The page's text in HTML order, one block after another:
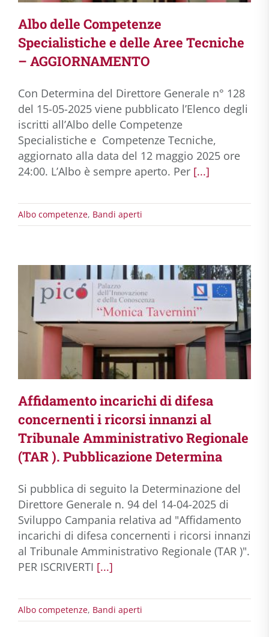
Albo delle Competenze
Specialistiche e delle Aree Tecniche
– AGGIORNAMENTO
Con Determina del Direttore Generale n° 128
del 15-05-2025 viene pubblicato l’Elenco degli
iscritti all’Albo delle Competenze
Specialistiche e Competenze Tecniche,
aggiornato alla data del 12 maggio 2025 ore
24:00. L’Albo è sempre aperto. Per [...]
Albo competenze, Bandi aperti
Affidamento incarichi di difesa
concernenti i ricorsi innanzi al
Tribunale Amministrativo Regionale
(TAR ). Pubblicazione Determina
Si pubblica di seguito la Determinazione del
Direttore Generale n. 94 del 14-04-2025 di
Sviluppo Campania relativa ad "Affidamento
incarichi di difesa concernenti i ricorsi innanzi
al Tribunale Amministrativo Regionale (TAR )".
PER ISCRIVERTI [...]
Albo competenze, Bandi aperti